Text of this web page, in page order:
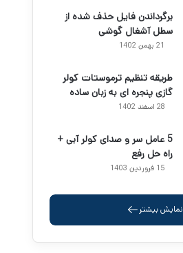
برگرداندن فایل حذف شده از
سطل آشغال گوشی
21 بهمن 1402
طریقه تنظیم ترموستات کولر
گازی پنجره ای به زبان ساده
28 اسفند 1402
5 عامل سر و صدای کولر آبی +
راه حل رفع
15 فروردین 1403
نمایش بیشتر